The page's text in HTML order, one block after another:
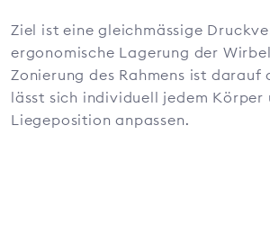
Ziel ist eine gleichmässige
ergonomische Lagerung der
Zonierung des Rahmens ist darauf
lässt sich individuell jedem Körper
Liegeposition anpassen.